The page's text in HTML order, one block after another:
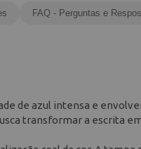
FAQ - Perguntas e
de azul intensa e
transformar a escrita